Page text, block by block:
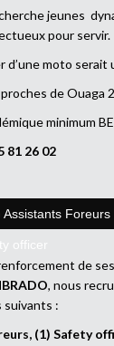
jeunes
pour servir.
d’une moto serait
de Ouaga
minimum
81 26 02
Assistants Foreurs
officer
de
, nous
suivants :
(1) Safety